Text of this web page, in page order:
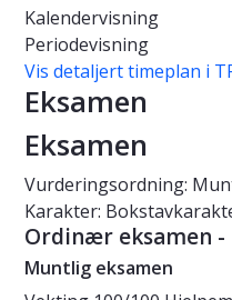
Kalendervisning
Periodevisning
Vis detaljert timeplan i
Eksamen
Eksamen
Vurderingsordning:
Karakter:
Ordinær eksamen -
Muntlig eksamen